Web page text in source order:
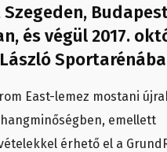
Szegeden,
és végül 2017.
East-lemez mostani
emellett
érhető el a